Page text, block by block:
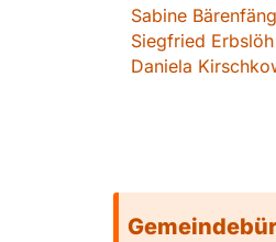
Sabine
Siegfried Erbslöh
Daniela